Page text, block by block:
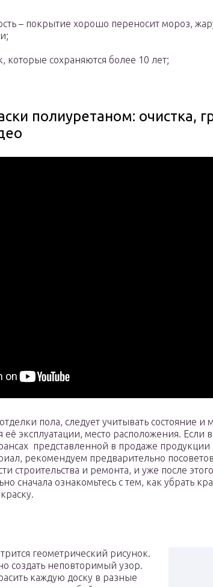
– покрытие хорошо переносит мороз,
которые сохраняются более 10 лет;
полиуретаном: очистка,
пола, следует учитывать состояние и
её эксплуатации, место расположения. Если
представленной в продаже
рекомендуем предварительно
строительства и ремонта, и уже после
сначала ознакомьтесь с тем, как убрать
геометрический рисунок.
создать неповторимый узор.
каждую доску в разные